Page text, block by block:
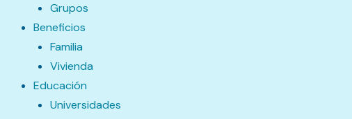
Grupos
Beneficios
Familia
Vivienda
Educación
Universidades